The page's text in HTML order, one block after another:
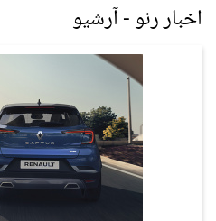
اخبار رنو - آرشیو